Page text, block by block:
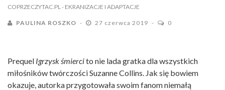
COPRZECZYTAC.PL - EKRANIZACJE I ADAPTACJE
PAULINA ROSZKO 27 czerwca 2019 0
Prequel Igrzysk śmiercito nie lada gratka dla wszystkich
miłośników twórczości Suzanne Collins. Jak się bowiem
okazuje, autorka przygotowała swoim fanom niemałą